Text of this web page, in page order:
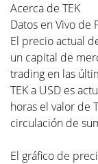
Acerca de TEK
Datos en Vivo de
El precio actual
un capital de
trading en las
TEK a USD es
horas el valor de
circulación de
El gráfico de